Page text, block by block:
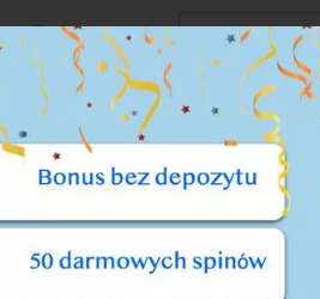
RankingKasyn
Czy automaty Nyx
Od kiedy tylko pamiętamy, w
się opinie o tym, że dany gracz
głosy pojawiają się przy tym